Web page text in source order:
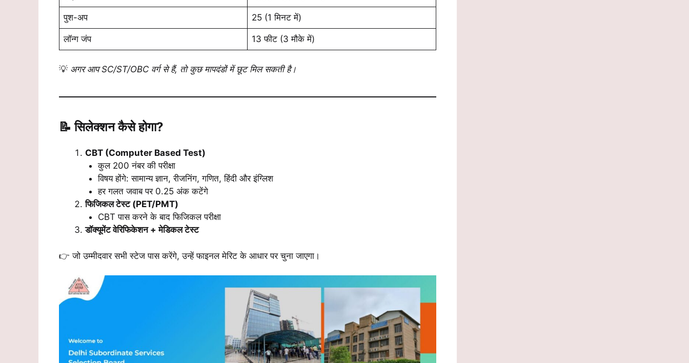
पुश-अप 25 (1 मिनट में)
लॉन्ग जंप 13 फीट (3 मौके में)
💡 अगर आप SC/ST/OBC वर्ग से हैं, तो कुछ मापदंडों में छूट मिल सकती है।
📝 सिलेक्शन कैसे होगा?
CBT (Computer Based Test)
कुल 200 नंबर की परीक्षा
विषय होंगे: सामान्य ज्ञान, रीजनिंग, गणित, हिंदी और इंग्लिश
हर गलत जवाब पर 0.25 अंक कटेंगे
फिजिकल टेस्ट (PET/PMT)
CBT पास करने के बाद फिजिकल परीक्षा
डॉक्यूमेंट वेरिफिकेशन + मेडिकल टेस्ट
👉 जो उम्मीदवार सभी स्टेज पास करेंगे, उन्हें फाइनल मेरिट के आधार पर चुना जाएगा।